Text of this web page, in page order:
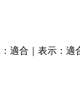
適合｜表示：適